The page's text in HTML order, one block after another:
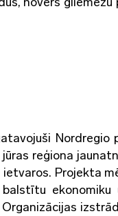
reģiona
Projekta